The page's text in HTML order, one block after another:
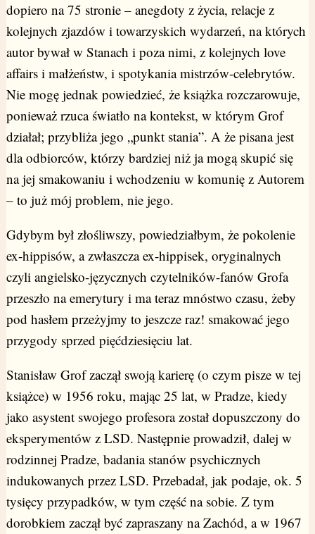
dopiero na 75 stronie – anegdoty z życia, relacje z
kolejnych zjazdów i towarzyskich wydarzeń, na których
autor bywał w Stanach i poza nimi, z kolejnych love
affairs i małżeństw, i spotykania mistrzów-celebrytów.
Nie mogę jednak powiedzieć, że książka rozczarowuje,
ponieważ rzuca światło na kontekst, w którym Grof
działał; przybliża jego „punkt stania”. A że pisana jest
dla odbiorców, którzy bardziej niż ja mogą skupić się
na jej smakowaniu i wchodzeniu w komunię z Autorem
– to już mój problem, nie jego.
Gdybym był złośliwszy, powiedziałbym, że pokolenie
ex-hippisów, a zwłaszcza ex-hippisek, oryginalnych
czyli angielsko-języcznych czytelników-fanów Grofa
przeszło na emerytury i ma teraz mnóstwo czasu, żeby
pod hasłem przeżyjmy to jeszcze raz! smakować jego
przygody sprzed pięćdziesięciu lat.
Stanisław Grof zaczął swoją karierę (o czym pisze w tej
książce) w 1956 roku, mając 25 lat, w Pradze, kiedy
jako asystent swojego profesora został dopuszczony do
eksperymentów z LSD. Następnie prowadził, dalej w
rodzinnej Pradze, badania stanów psychicznych
indukowanych przez LSD. Przebadał, jak podaje, ok. 5
tysięcy przypadków, w tym część na sobie. Z tym
dorobkiem zaczął być zapraszany na Zachód, a w 1967